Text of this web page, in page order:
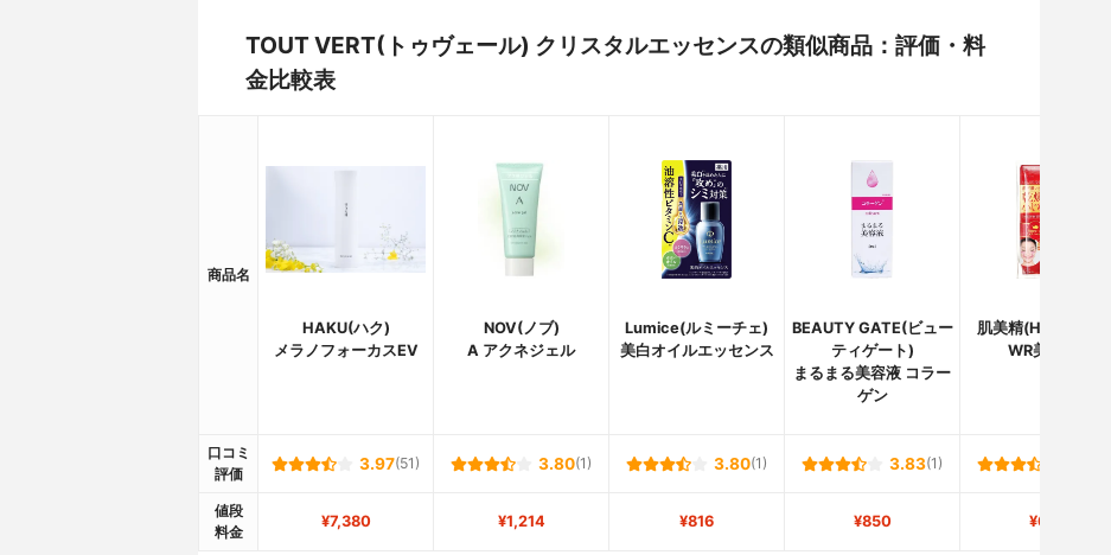
TOUT VERT(トゥヴェール) クリスタルエッセンスの類似商品：評価・料
金比較表
商品名
HAKU(ハク)
メラノフォーカスEV
NOV(ノブ)
A アクネジェル
Lumice(ルミーチェ)
美白オイルエッセンス
BEAUTY GATE(ビュー
ティゲート)
まるまる美容液 コラー
ゲン
肌美精(HADABISEI)
WR美容液B
口コミ
評価
3.97(51) 3.80(1) 3.80(1) 3.83(1)
値段
料金
¥7,380 ¥1,214 ¥816 ¥850 ¥660